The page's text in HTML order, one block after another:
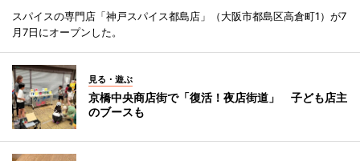
スパイスの専門店「神戸スパイス都島店」（大阪市都島区高倉町1）が7
月7日にオープンした。
見る・遊ぶ
京橋中央商店街で「復活！夜店街道」 子ども店主
のブースも